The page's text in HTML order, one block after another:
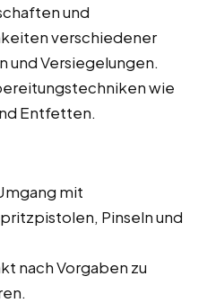
und
verschiedener
und Versiegelungen.
wie
Entfetten.
mit
Pinseln und
nach Vorgaben zu